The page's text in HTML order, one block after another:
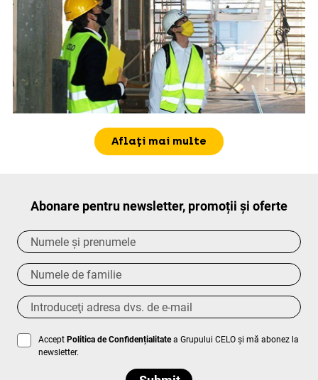
Aflați mai multe
Abonare pentru newsletter, promoții și oferte
AcceptPolitica de Confidențialitatea Grupului CELO și mă abonez la
newsletter.